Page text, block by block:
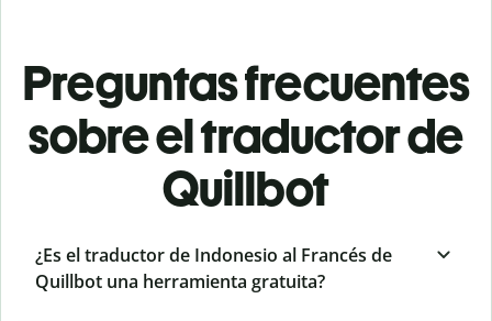
Preguntas frecuentes
sobre el traductor de
Quillbot
¿Es el traductor de Indonesio al Francés de
Quillbot una herramienta gratuita?